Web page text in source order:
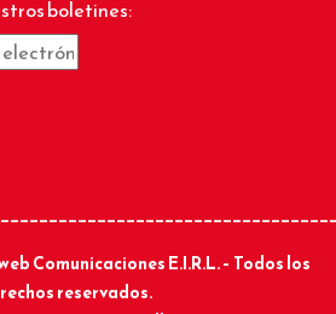
boletines:
Comunicaciones E.I.R.L. – Todos los
reservados.